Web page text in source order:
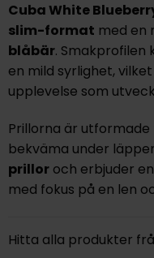
Cuba White
slim-format med en
blåbär. Smakprofilen
en mild syrlighet,
upplevelse som
Prillorna är
bekväma under
prilloroch erbjuder
med fokus på en len
Hitta alla produkter